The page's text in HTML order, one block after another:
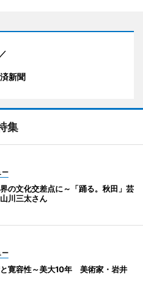
新聞
集
ー
の文化交差点に～「踊る。秋田」芸
川三太さん
ー
寛容性～美大10年 美術家・岩井